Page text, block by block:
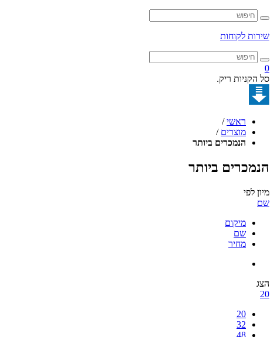
שירות לקוחות
0
סל הקניות ריק.
ראשי /
מוצרים /
הנמכרים ביותר
הנמכרים ביותר
מיון לפי
שם
מיקום
שם
מחיר
הצג
20
20
32
48